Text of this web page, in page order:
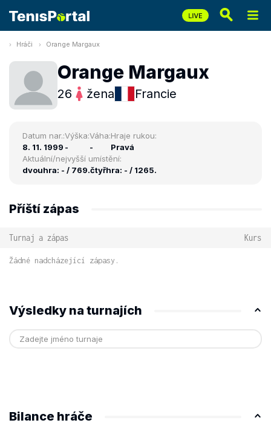
Hráči Orange Margaux
Orange Margaux
26 žena Francie
Datum nar.:
8. 11. 1999
Výška:
-
Váha:
-
Hraje rukou:
Pravá
Aktuální/nejvyšší umístění:
dvouhra: - / 769.čtyřhra: - / 1265.
Příští zápas
Turnaj a zápas Kurs
Žádné nadcházející zápasy.
Výsledky na turnajích
Bilance hráče